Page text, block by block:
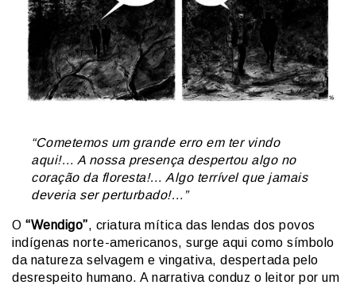
“Cometemos um grande erro em ter vindo
aqui!… A nossa presença despertou algo no
coração da floresta!… Algo terrível que jamais
deveria ser perturbado!…”
O “Wendigo”, criatura mítica das lendas dos povos
indígenas norte-americanos, surge aqui como símbolo
da natureza selvagem e vingativa, despertada pelo
desrespeito humano. A narrativa conduz o leitor por um